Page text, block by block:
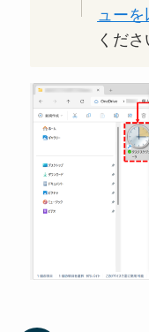
ュー
くださ